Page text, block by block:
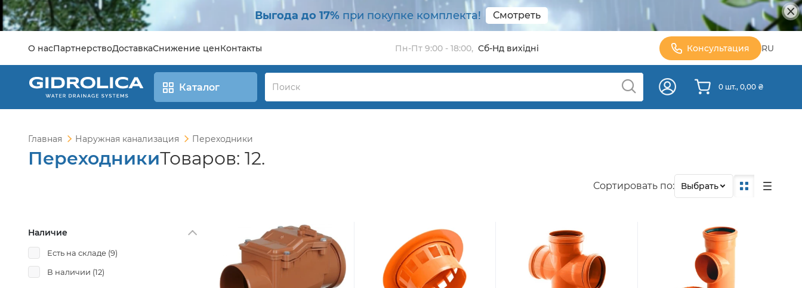
Выгода до 17%при покупке комплекта! Смотреть
О насПартнерствоДоставкаСнижение ценКонтакты Пн-Пт 9:00 - 18:00, Сб-Нд вихідні Консультация RU
Каталог 0 шт., 0,00 ₴
Главная Наружная канализация Переходники
ПереходникиТоваров: 12.
Сортировать по: Выбрать
Наличие
Есть на складе (9)
В наличии (12)